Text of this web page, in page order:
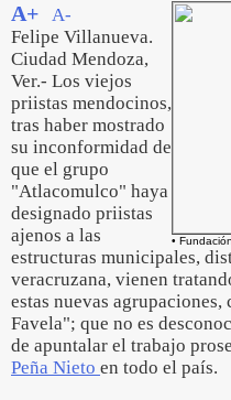
•
A+
A-
Felipe Villanueva.
Ciudad Mendoza,
Ver.- Los viejos
priistas mendocinos,
tras haber mostrado
su inconformidad de
que el grupo
"Atlacomulco" haya
designado priistas
ajenos a las
estructuras municipales,
veracruzana, vienen
estas nuevas
Favela"; que no es
de apuntalar el trabajo
Peña Nieto en todo el país.